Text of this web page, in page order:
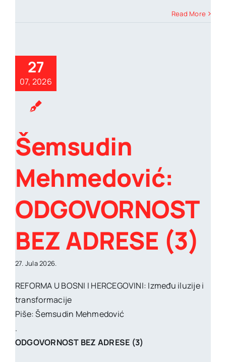
Read More
27
07, 2026
Šemsudin
Mehmedović:
ODGOVORNOST
BEZ ADRESE (3)
27. Jula 2026.
REFORMA U BOSNI I HERCEGOVINI: Između iluzije i
transformacije
Piše: Šemsudin Mehmedović
.
ODGOVORNOST BEZ ADRESE (3)